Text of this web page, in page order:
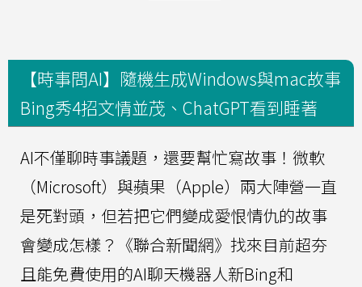
【時事問AI】隨機生成Windows與mac故事
Bing秀4招文情並茂、ChatGPT看到睡著
AI不僅聊時事議題，還要幫忙寫故事！微軟
（Microsoft）與蘋果（Apple）兩大陣營一直
是死對頭，但若把它們變成愛恨情仇的故事
會變成怎樣？《聯合新聞網》找來目前超夯
且能免費使用的AI聊天機器人新Bing和